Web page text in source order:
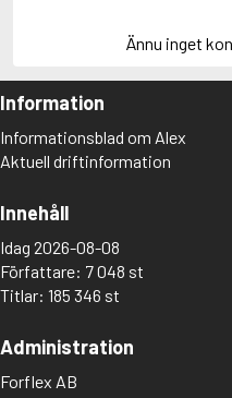
Ännu inget
Information
Informationsblad om Alex
Aktuell driftinformation
Innehåll
Idag 2026-08-08
Författare: 7 048 st
Titlar: 185 346 st
Administration
Forflex AB